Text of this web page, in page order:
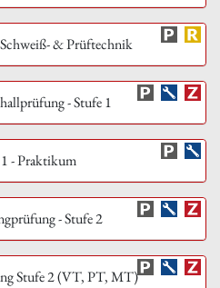
& Prüftechnik
- Stufe 1
- Praktikum
- Stufe 2
Stufe 2 (VT, PT, MT)